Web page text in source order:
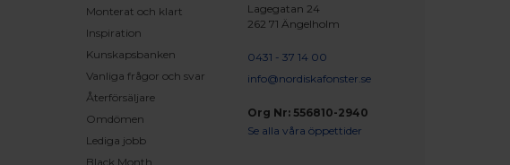
Monterat och klart
Inspiration
Kunskapsbanken
Vanliga frågor och svar
Återförsäljare
Omdömen
Lediga jobb
Black Month
Lagegatan 24
262 71 Ängelholm
0431 - 37 14 00
info@nordiskafonster.se
Org Nr: 556810-2940
Se alla våra öppettider